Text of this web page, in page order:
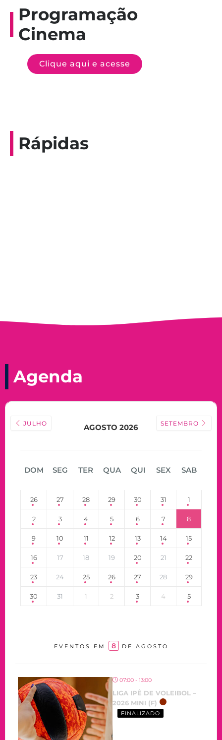
Programação
Cinema
Clique aqui e acesse
Rápidas
Agenda
JULHO AGOSTO 2026 SETEMBRO
DOM SEG TER QUA QUI SEX SAB
26 27 28 29 30 31 1
2 3 4 5 6 7 8
9 10 11 12 13 14 15
16 17 18 19 20 21 22
23 24 25 26 27 28 29
30 31 1 2 3 4 5
EVENTOS EM 8 DE AGOSTO
07:00 - 13:00
LIGA IPÊ DE VOLEIBOL –
2026 MINI (F)
FINALIZADO